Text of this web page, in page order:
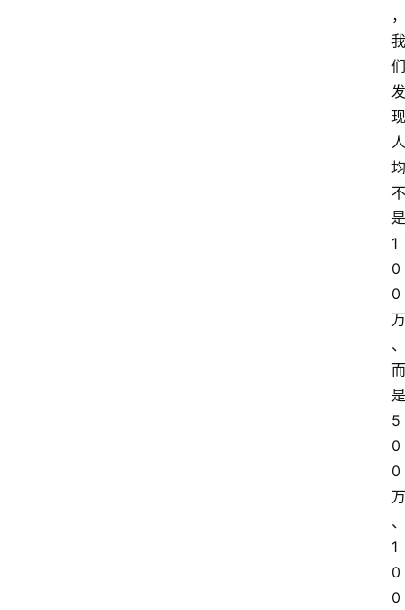
，
我
们
发
现
人
均
不
是
1
0
0
万
、
而
是
5
0
0
万
、
1
0
0